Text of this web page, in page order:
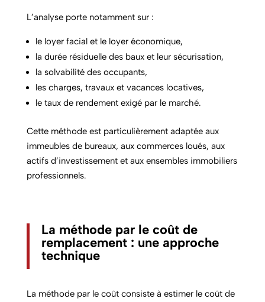
L’analyse porte notamment sur :
le loyer facial et le loyer économique,
la durée résiduelle des baux et leur sécurisation,
la solvabilité des occupants,
les charges, travaux et vacances locatives,
le taux de rendement exigé par le marché.
Cette méthode est particulièrement adaptée aux
immeubles de bureaux, aux commerces loués, aux
actifs d’investissement et aux ensembles immobiliers
professionnels.
La méthode par le coût de
remplacement : une approche
technique
La méthode par le coût consiste à estimer le coût de